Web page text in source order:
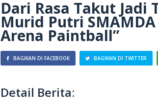
Dari Rasa Takut Jadi
Murid Putri
Arena Paintball”
BAGIKAN DI FACEBOOK BAGIKAN DI TWITTER
Detail Berita: